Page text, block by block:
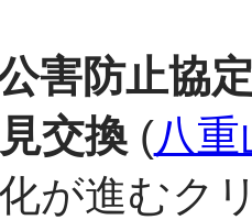
害防止協
交換(八重
が進むク